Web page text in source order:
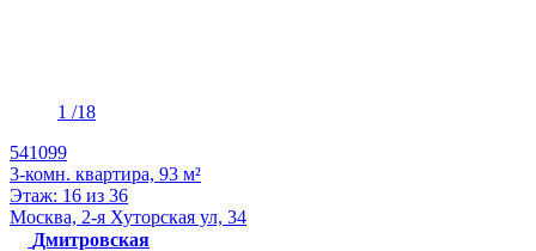
1 /18
541099
3-комн. квартира, 93 м²
Этаж: 16 из 36
Москва, 2-я Хуторская ул, 34
Дмитровская